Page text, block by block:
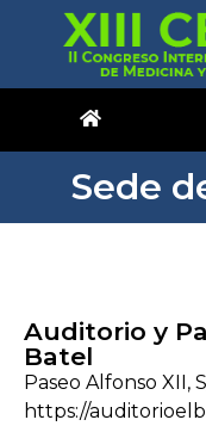
Sede
Auditorio y
Batel
Paseo Alfonso XII,
https://